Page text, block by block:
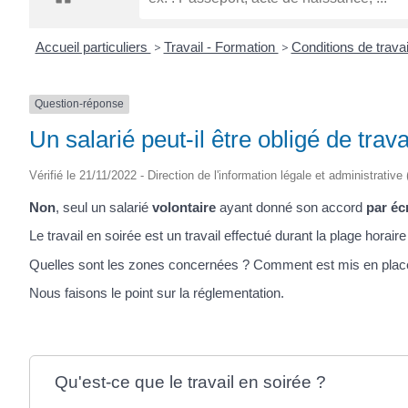
Accueil particuliers > Travail - Formation > Conditions de
Question-réponse
Un salarié peut-il être obligé de
Vérifié le 21/11/2022 - Direction de l'information légale et administrative
Non, seul un salarié volontaire ayant donné son accord par
Le travail en soirée est un travail effectué durant la plage
Quelles sont les zones concernées ? Comment est mis en
Nous faisons le point sur la réglementation.
Qu'est-ce que le travail en soirée ?